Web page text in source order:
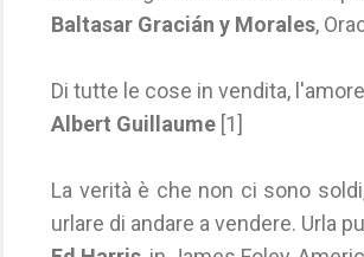
Baltasar Gracián y Morales,
Di tutte le cose in vendita,
Albert Guillaume [1]
La verità è che non ci sono
urlare di andare a vendere. Urla